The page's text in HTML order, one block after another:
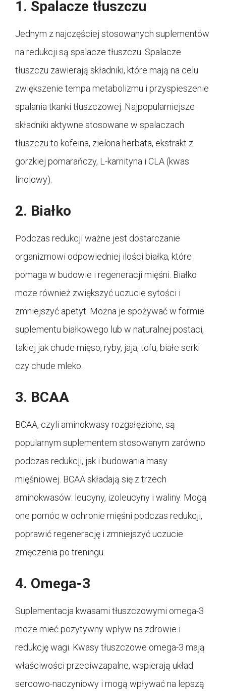
1. Spalacze tłuszczu
Jednym z najczęściej stosowanych suplementów
na redukcji są spalacze tłuszczu. Spalacze
tłuszczu zawierają składniki, które mają na celu
zwiększenie tempa metabolizmu i przyspieszenie
spalania tkanki tłuszczowej. Najpopularniejsze
składniki aktywne stosowane w spalaczach
tłuszczu to kofeina, zielona herbata, ekstrakt z
gorzkiej pomarańczy, L-karnityna i CLA (kwas
linolowy).
2. Białko
Podczas redukcji ważne jest dostarczanie
organizmowi odpowiedniej ilości białka, które
pomaga w budowie i regeneracji mięśni. Białko
może również zwiększyć uczucie sytości i
zmniejszyć apetyt. Można je spożywać w formie
suplementu białkowego lub w naturalnej postaci,
takiej jak chude mięso, ryby, jaja, tofu, białe serki
czy chude mleko.
3. BCAA
BCAA, czyli aminokwasy rozgałęzione, są
popularnym suplementem stosowanym zarówno
podczas redukcji, jak i budowania masy
mięśniowej. BCAA składają się z trzech
aminokwasów: leucyny, izoleucyny i waliny. Mogą
one pomóc w ochronie mięśni podczas redukcji,
poprawić regenerację i zmniejszyć uczucie
zmęczenia po treningu.
4. Omega-3
Suplementacja kwasami tłuszczowymi omega-3
może mieć pozytywny wpływ na zdrowie i
redukcję wagi. Kwasy tłuszczowe omega-3 mają
właściwości przeciwzapalne, wspierają układ
sercowo-naczyniowy i mogą wpływać na lepszą